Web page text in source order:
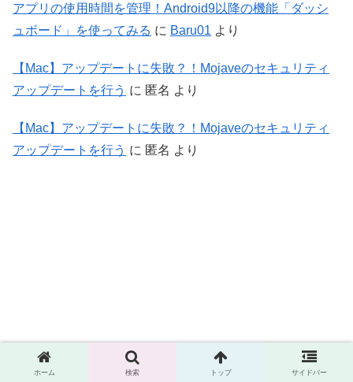
アプリの使用時間を管理！Android9以降の機能「ダッシ
ュボード」を使ってみる に Baru01 より
【Mac】アップデートに失敗？！Mojaveのセキュリティ
アップデートを行う に 匿名 より
【Mac】アップデートに失敗？！Mojaveのセキュリティ
アップデートを行う に 匿名 より
ホーム 検索 トップ サイドバー